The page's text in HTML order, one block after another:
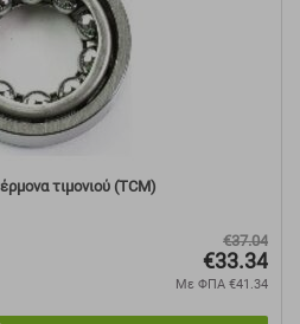
τιμονιού (TCM)
€37.04
€33.34
Με ΦΠΑ €41.34